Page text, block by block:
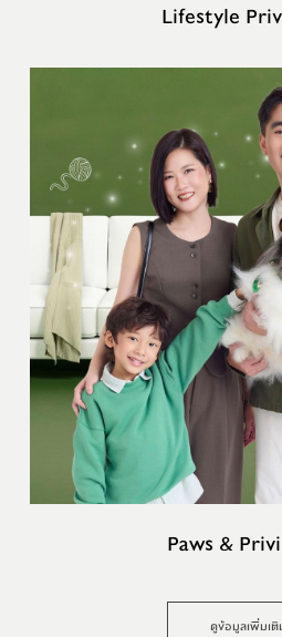
Lifestyle
Paws &
ดูข้อมูลเพิ่มเติ